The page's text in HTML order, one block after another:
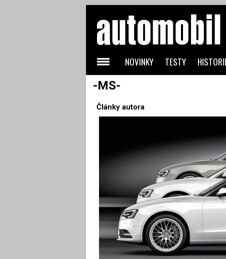
-MS-
Články autora
NOVINKY TESTY